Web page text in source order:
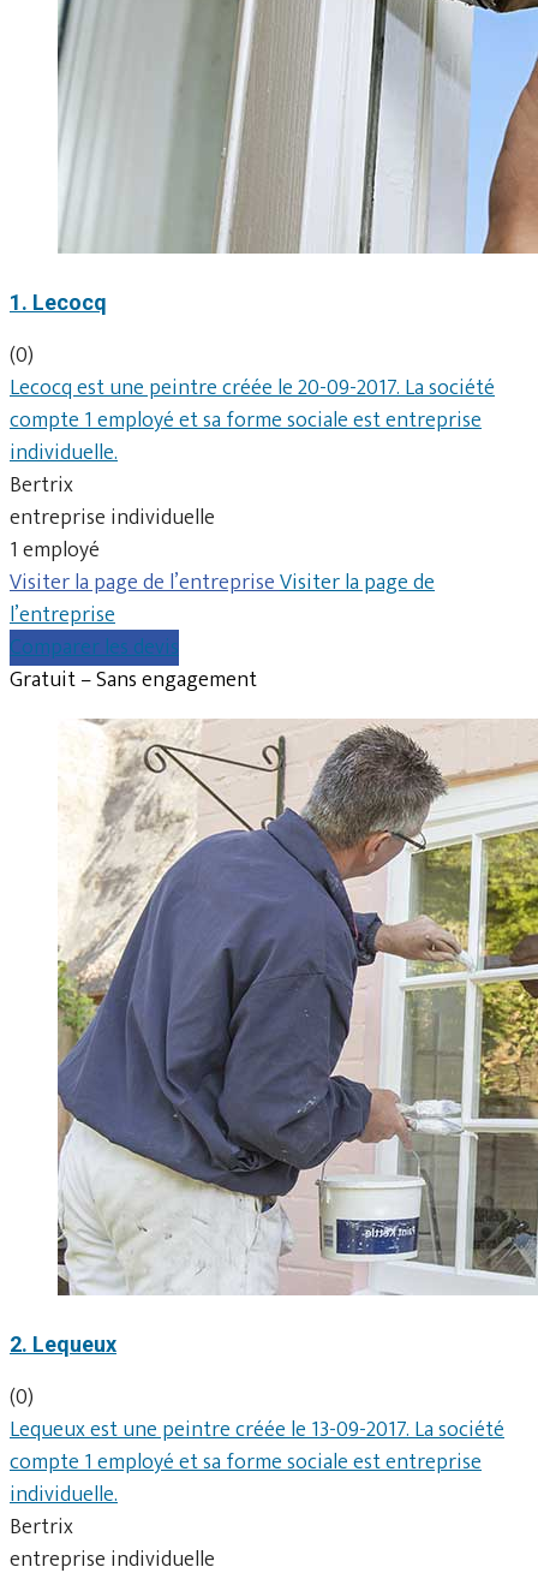
1. Lecocq
(0)
Lecocq est une peintre créée le 20-09-2017. La société
compte 1 employé et sa forme sociale est entreprise
individuelle.
Bertrix
entreprise individuelle
1 employé
Visiter la page de l’entrepriseVisiter la page de
l’entreprise
Comparer les devis
Gratuit – Sans engagement
2. Lequeux
(0)
Lequeux est une peintre créée le 13-09-2017. La société
compte 1 employé et sa forme sociale est entreprise
individuelle.
Bertrix
entreprise individuelle